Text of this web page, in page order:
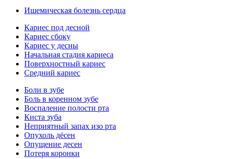
Ишемическая болезнь сердца
Кариес под десной
Кариес сбоку
Кариес у десны
Начальная стадия кариеса
Поверхностный кариес
Средний кариес
Боли в зубе
Боль в коренном зубе
Воспаление полости рта
Киста зуба
Неприятный запах изо рта
Опухоль дёсен
Опущение десен
Потеря коронки